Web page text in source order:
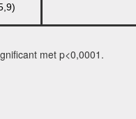
met p<0,0001.